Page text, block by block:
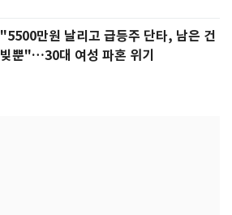
"5500만원 날리고 급등주 단타, 남은 건
빚뿐"…30대 여성 파혼 위기